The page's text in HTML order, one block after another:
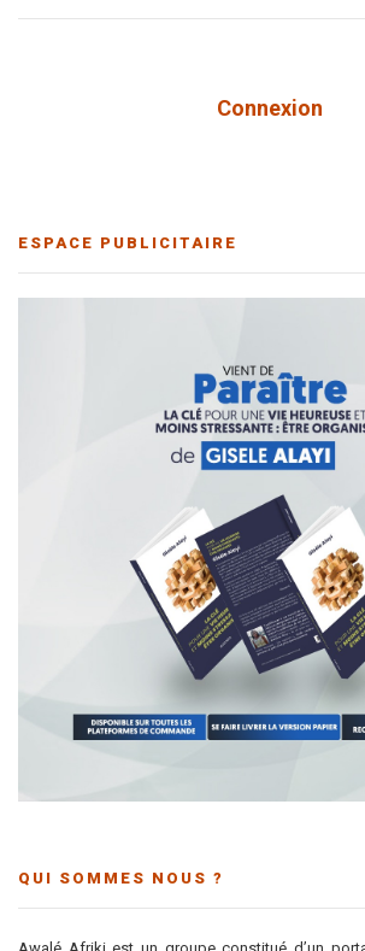
Connexion
ESPACE PUBLICITAIRE
QUI SOMMES NOUS ?